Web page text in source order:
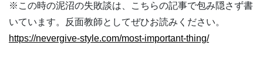
※この時の泥沼の失敗談は、こちらの記事で包み隠さず書
いています。反面教師としてぜひお読みください。
https://nevergive-style.com/most-important-thing/